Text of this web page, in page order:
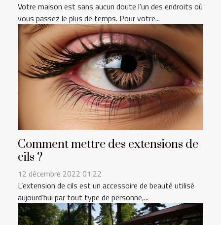
Votre maison est sans aucun doute l'un des endroits où
vous passez le plus de temps. Pour votre...
Comment mettre des extensions de
cils ?
12 décembre 2022 01:22
L’extension de cils est un accessoire de beauté utilisé
aujourd’hui par tout type de personne,...